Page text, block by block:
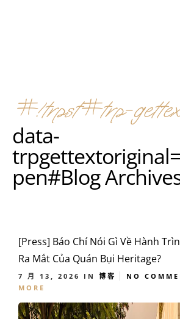
#!trpst#trp-
data-
pen#Blog
[Press] Báo Chí Nói Gì Về Hành
Ra Mắt Của Quán Bụi Heritage?
7 月 13, 2026 IN 博客 NO
MORE